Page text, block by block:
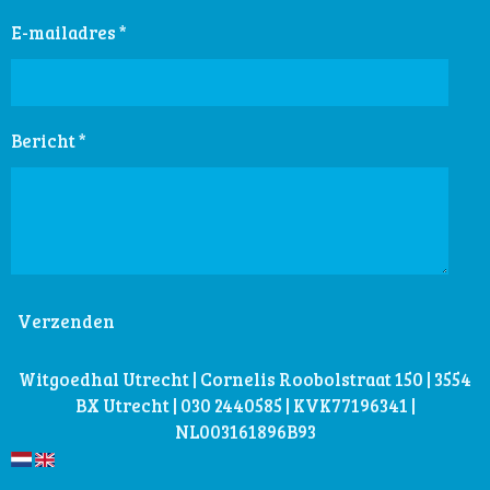
E-mailadres *
Bericht *
Verzenden
Witgoedhal Utrecht | Cornelis Roobolstraat 150 | 3554
BX Utrecht | 030 2440585 | KVK77196341 |
NL003161896B93